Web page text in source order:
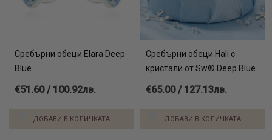
Сребърни обеци Elara Deep
Blue
€51.60 / 100.92лв.
ДОБАВИ В КОЛИЧКАТА
Сребърни обеци Hali с
кристали от Sw® Deep Blue
€65.00 / 127.13лв.
ДОБАВИ В КОЛИЧКАТА